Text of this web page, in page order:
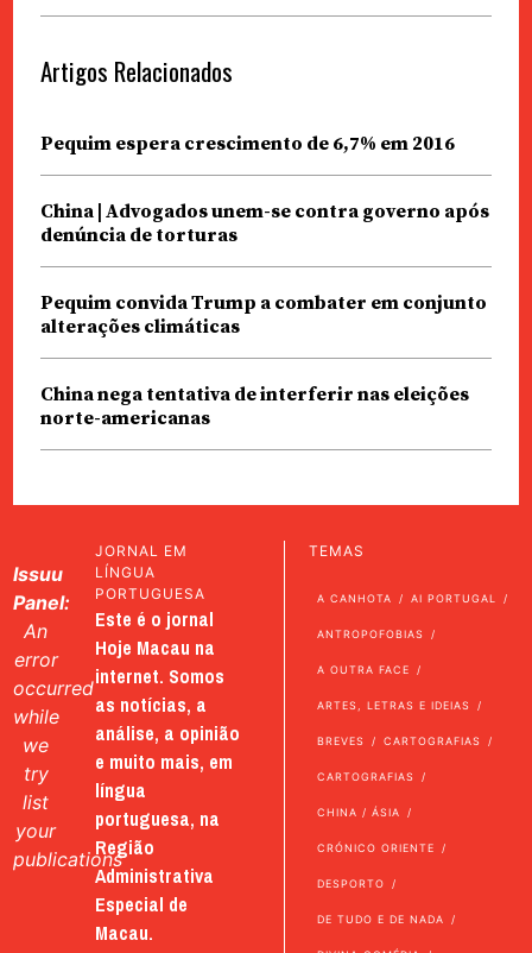
Artigos Relacionados
Pequim espera crescimento de 6,7% em 2016
China | Advogados unem-se contra governo após
denúncia de torturas
Pequim convida Trump a combater em conjunto
alterações climáticas
China nega tentativa de interferir nas eleições
norte-americanas
Issuu
Panel:
An
error
occurred
while
we
try
list
your
publications
JORNAL EM
LÍNGUA
PORTUGUESA
Este é o jornal
Hoje Macau na
internet. Somos
as notícias, a
análise, a opinião
e muito mais, em
língua
portuguesa, na
Região
Administrativa
Especial de
Macau.
TEMAS
A CANHOTA AI PORTUGAL
ANTROPOFOBIAS
A OUTRA FACE
ARTES, LETRAS E IDEIAS
BREVES CARTOGRAFIAS
CARTOGRAFIAS
CHINA / ÁSIA
CRÓNICO ORIENTE
DESPORTO
DE TUDO E DE NADA